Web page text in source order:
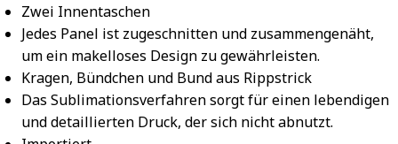
Zwei Innentaschen
Jedes Panel ist zugeschnitten und zusammengenäht,
um ein makelloses Design zu gewährleisten.
Kragen, Bündchen und Bund aus Rippstrick
Das Sublimationsverfahren sorgt für einen lebendigen
und detaillierten Druck, der sich nicht abnutzt.